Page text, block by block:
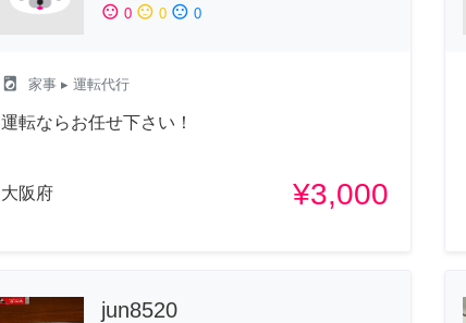
sentiment_satisfied 0 sentiment_neutral 0 sentiment_dissatisfied 0
local_laundry_service 家事 ▸ 運転代行
運転ならお任せ下さい！
大阪府 ¥3,000
jun8520